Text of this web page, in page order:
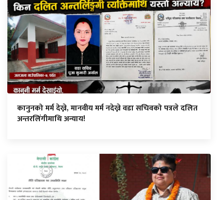
कानुनको मर्म देख्ने, मानवीय मर्म नदेख्ने वडा सचिवको पत्रले दलित
अन्तरलिंगीमाथि अन्याय!